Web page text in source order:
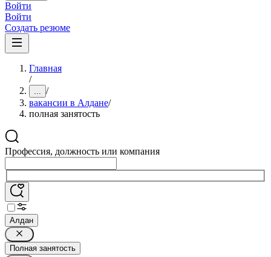
Войти
Войти
Создать резюме
Главная
/
... /
вакансии в Алдане/
полная занятость
Профессия, должность или компания
Алдан
Полная занятость